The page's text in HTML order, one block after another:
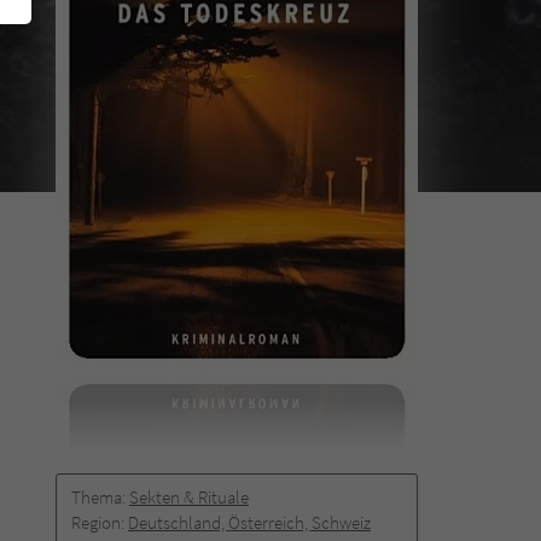
Thema: Sekten & Rituale
Region: Deutschland, Österreich, Schweiz